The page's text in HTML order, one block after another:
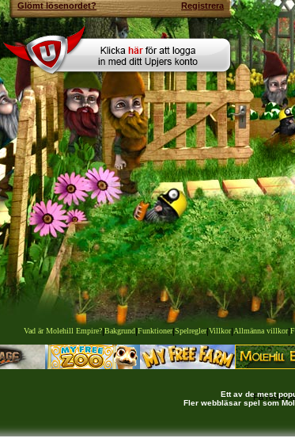
Ett av de mest
Fler webbläsar spel som
Glömt lösenordet?
Registrera
Få reda
Vad är Molehill Empire?|Bakgrund|Funktioner|Spelregler|Villkor|Allmänna villkor|